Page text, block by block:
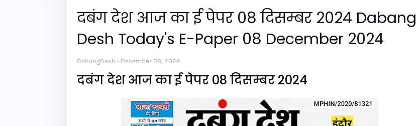
दबंग देश आज का ई पेपर 08 दिसम्बर 2024 Dabang
Desh Today's E-Paper 08 December 2024
DabangDesh December 08, 2024
दबंग देश आज का ई पेपर 08 दिसम्बर 2024